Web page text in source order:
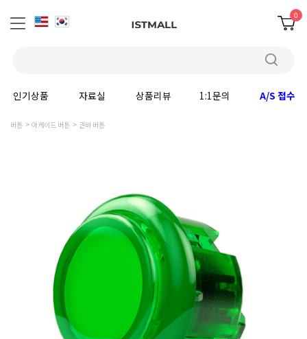
0
인기상품 자료실 상품리뷰 1:1문의 A/S 접수
버튼 아케이드 버튼 권바 버튼